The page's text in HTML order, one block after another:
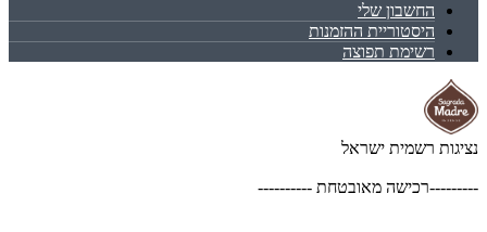
החשבון שלי
היסטוריית ההזמנות
רשימת תפוצה
נציגות רשמית ישראל
---------רכישה מאובטחת ----------